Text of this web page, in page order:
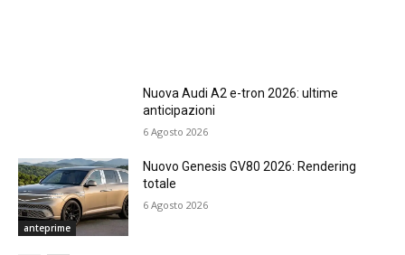
Nuova Audi A2 e-tron 2026: ultime
anticipazioni
6 Agosto 2026
anteprime
Nuovo Genesis GV80 2026: Rendering
totale
6 Agosto 2026